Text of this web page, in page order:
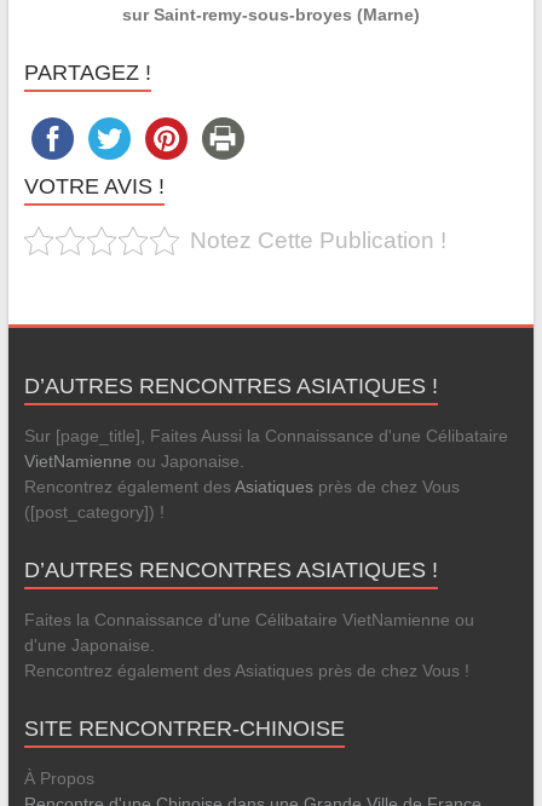
sur Saint-remy-sous-broyes (Marne)
PARTAGEZ !
VOTRE AVIS !
Notez Cette Publication !
D’AUTRES RENCONTRES ASIATIQUES !
Sur [page_title], Faites Aussi la Connaissance d'une Célibataire
VietNamienne ou Japonaise.
Rencontrez également desAsiatiquesprès de chez Vous
([post_category]) !
D’AUTRES RENCONTRES ASIATIQUES !
Faites la Connaissance d'une Célibataire VietNamienne ou
d'une Japonaise.
Rencontrez également des Asiatiques près de chez Vous !
SITE RENCONTRER-CHINOISE
À Propos